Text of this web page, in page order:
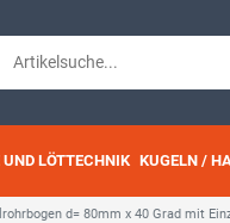
UND LÖTTECHNIK KUGELN /
d= 80mm x 40 Grad mit